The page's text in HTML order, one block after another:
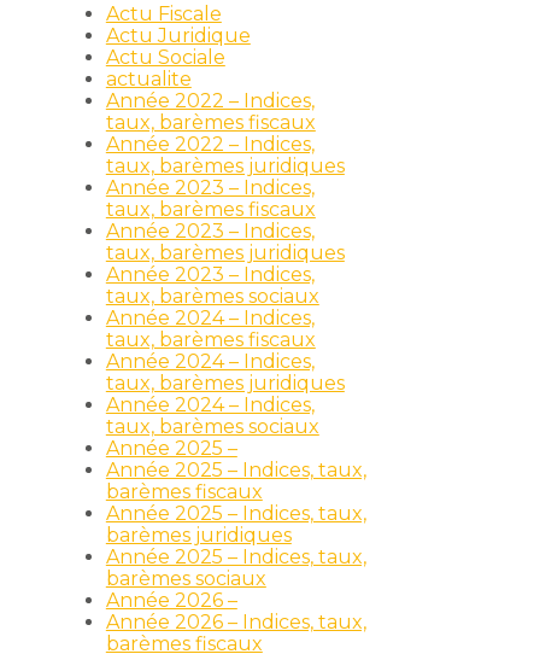
Actu Fiscale
Actu Juridique
Actu Sociale
actualite
Année 2022 – Indices,
taux, barèmes fiscaux
Année 2022 – Indices,
taux, barèmes juridiques
Année 2023 – Indices,
taux, barèmes fiscaux
Année 2023 – Indices,
taux, barèmes juridiques
Année 2023 – Indices,
taux, barèmes sociaux
Année 2024 – Indices,
taux, barèmes fiscaux
Année 2024 – Indices,
taux, barèmes juridiques
Année 2024 – Indices,
taux, barèmes sociaux
Année 2025 –
Année 2025 – Indices, taux,
barèmes fiscaux
Année 2025 – Indices, taux,
barèmes juridiques
Année 2025 – Indices, taux,
barèmes sociaux
Année 2026 –
Année 2026 – Indices, taux,
barèmes fiscaux